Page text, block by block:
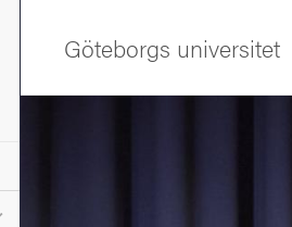
Undermeny för Studera
Göteborgs universitet
Bild